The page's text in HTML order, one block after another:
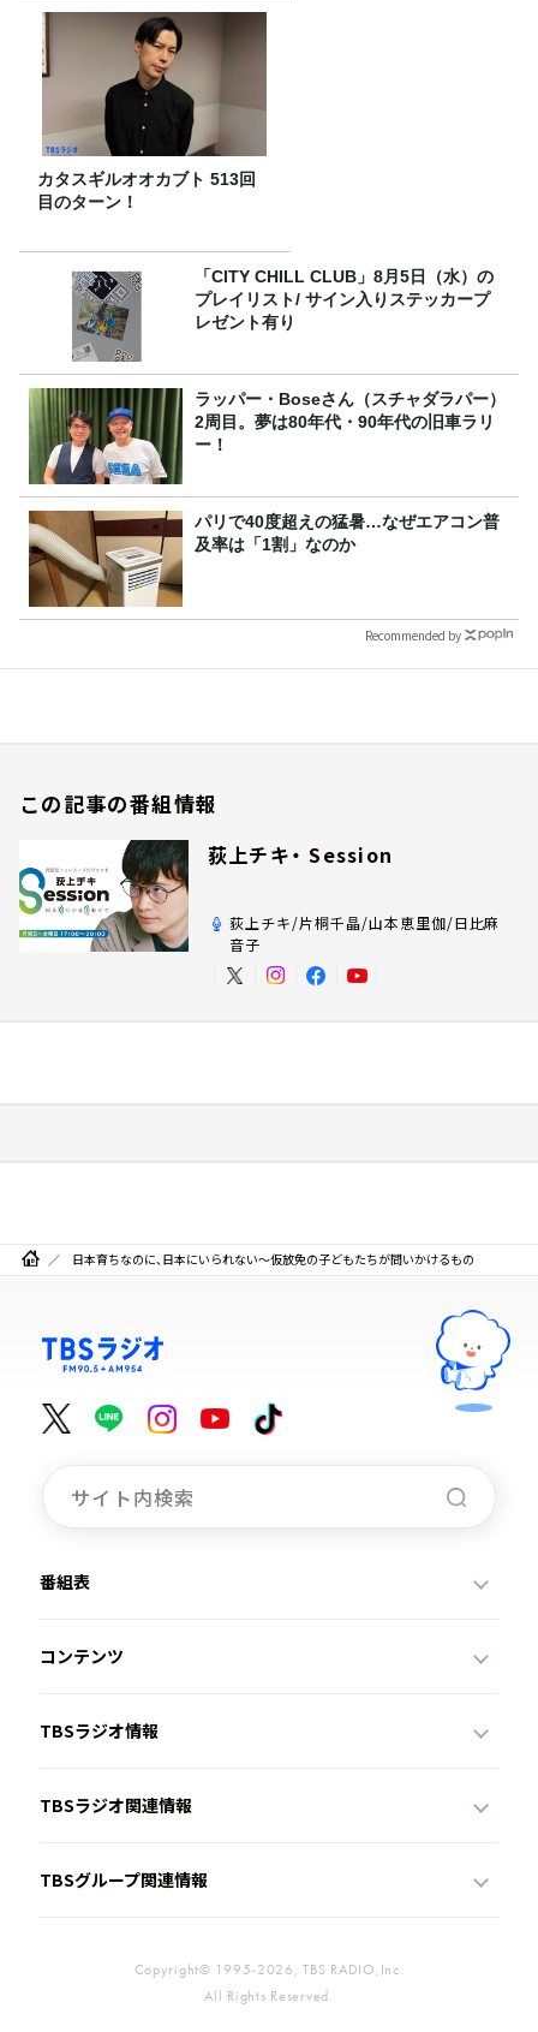
カタスギルオオカブト 513回
目のターン！
「CITY CHILL CLUB」8月5日（水）の
プレイリスト/ サイン入りステッカープ
レゼント有り
ラッパー・Boseさん（スチャダラパー）
2周目。夢は80年代・90年代の旧車ラリ
ー！
パリで40度超えの猛暑…なぜエアコン普
及率は「1割」なのか
Recommended by
この記事の番組情報
荻上チキ・ Session
荻上チキ/片桐千晶/山本恵里伽/日比麻
音子
日本育ちなのに、日本にいられない～仮放免の子どもたちが問いかけるもの
番組表
コンテンツ
TBSラジオ情報
TBSラジオ関連情報
TBSグループ関連情報
Copyright© 1995-2026, TBS RADIO,Inc.
All Rights Reserved.